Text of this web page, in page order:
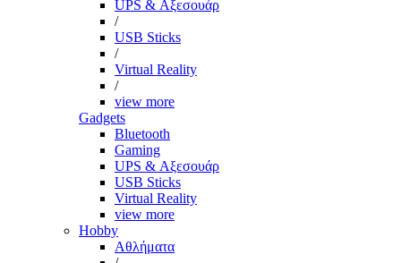
UPS & Αξεσουάρ
/
USB Sticks
/
Virtual Reality
/
view more
Gadgets
Bluetooth
Gaming
UPS & Αξεσουάρ
USB Sticks
Virtual Reality
view more
Hobby
Αθλήματα